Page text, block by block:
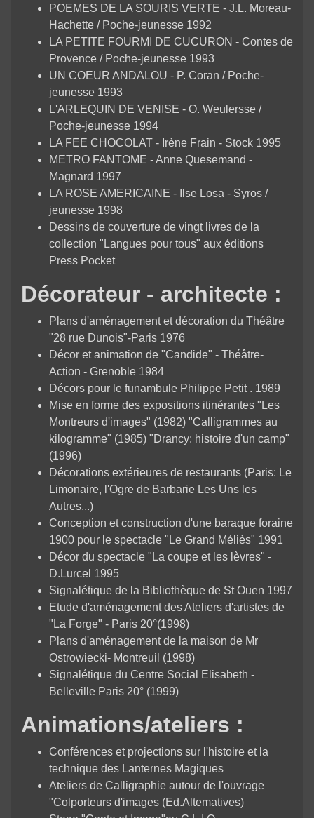
POEMES DE LA SOURIS VERTE - J.L. Moreau-
Hachette / Poche-jeunesse 1992
LA PETITE FOURMI DE CUCURON - Contes de
Provence / Poche-jeunesse 1993
UN COEUR ANDALOU - P. Coran / Poche-
jeunesse 1993
L'ARLEQUIN DE VENISE - O. Weulersse /
Poche-jeunesse 1994
LA FEE CHOCOLAT - Irène Frain - Stock 1995
METRO FANTOME - Anne Quesemand -
Magnard 1997
LA ROSE AMERICAINE - Ilse Losa - Syros /
jeunesse 1998
Dessins de couverture de vingt livres de la
collection "Langues pour tous" aux éditions
Press Pocket
Décorateur - architecte :
Plans d'aménagement et décoration du Théâtre
"28 rue Dunois"-Paris 1976
Décor et animation de "Candide" - Théâtre-
Action - Grenoble 1984
Décors pour le funambule Philippe Petit . 1989
Mise en forme des expositions itinérantes "Les
Montreurs d'images" (1982) "Calligrammes au
kilogramme" (1985) "Drancy: histoire d'un camp"
(1996)
Décorations extérieures de restaurants (Paris: Le
Limonaire, l'Ogre de Barbarie Les Uns les
Autres...)
Conception et construction d'une baraque foraine
1900 pour le spectacle "Le Grand Méliès" 1991
Décor du spectacle "La coupe et les lèvres" -
D.Lurcel 1995
Signalétique de la Bibliothèque de St Ouen 1997
Etude d'aménagement des Ateliers d'artistes de
"La Forge" - Paris 20°(1998)
Plans d'aménagement de la maison de Mr
Ostrowiecki- Montreuil (1998)
Signalétique du Centre Social Elisabeth -
Belleville Paris 20° (1999)
Animations/ateliers :
Conférences et projections sur l'histoire et la
technique des Lanternes Magiques
Ateliers de Calligraphie autour de l'ouvrage
"Colporteurs d'images (Ed.Altematives)